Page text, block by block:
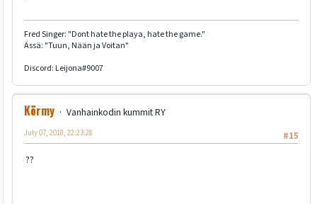
Fred Singer: "Dont hate the playa, hate the game."
Ässä: "Tuun, Nään ja Voitan"
Discord: Leijona#9007
Körmy
Vanhainkodin kummit RY
#15
July 07, 2018, 22:23:28
??